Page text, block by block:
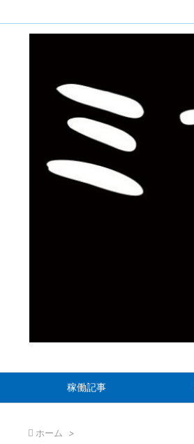
稼働記事
 ホーム >